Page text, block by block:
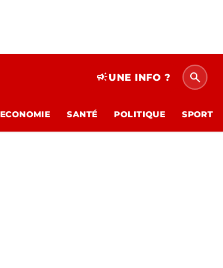
campaignUNE INFO ? search
ECONOMIE SANTÉ POLITIQUE SPORT